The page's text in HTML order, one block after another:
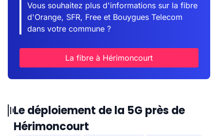
Vous souhaitez plus d'informations sur la fibre
d'Orange, SFR, Free et Bouygues Telecom
dans votre commune ?
La fibre à Hérimoncourt
Le déploiement de la 5G près de
Hérimoncourt